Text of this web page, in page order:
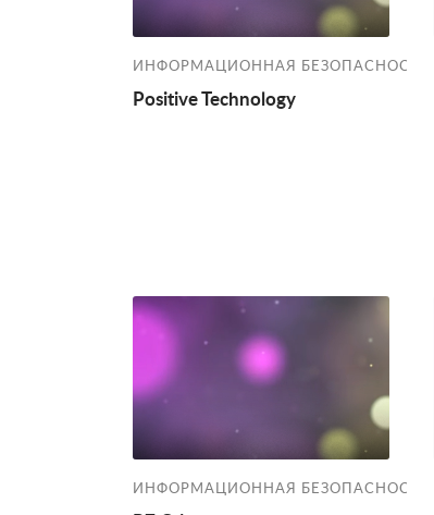
ИНФОРМАЦИОННАЯ БЕЗОПАСНОСТЬ
Positive Technology
ИНФОРМАЦИОННАЯ БЕЗОПАСНОСТЬ